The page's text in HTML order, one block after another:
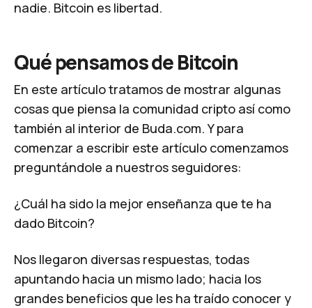
nadie. Bitcoin es libertad.
Qué pensamos de Bitcoin
En este artículo tratamos de mostrar algunas
cosas que piensa la comunidad cripto así como
también al interior de Buda.com. Y para
comenzar a escribir este artículo comenzamos
preguntándole a nuestros seguidores:
¿Cuál ha sido la mejor enseñanza que te ha
dado Bitcoin?
Nos llegaron diversas respuestas, todas
apuntando hacia un mismo lado; hacia los
grandes beneficios que les ha traído conocer y